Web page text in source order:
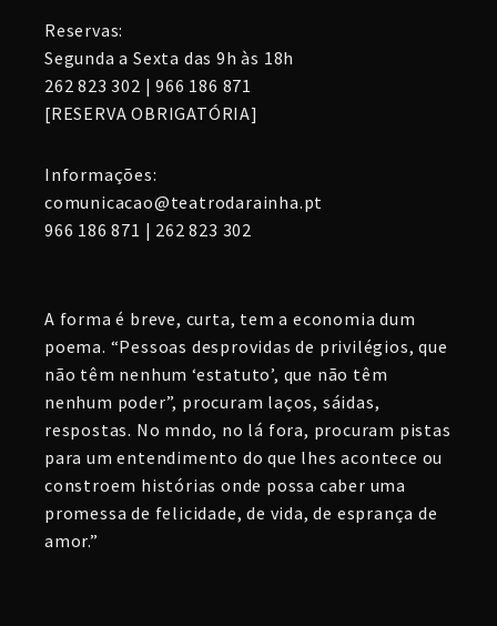
Reservas:
Segunda a Sexta das 9h às 18h
262 823 302 | 966 186 871
[RESERVA OBRIGATÓRIA]
Informações:
comunicacao@teatrodarainha.pt
966 186 871 | 262 823 302
A forma é breve, curta, tem a economia dum
poema. “Pessoas desprovidas de privilégios, que
não têm nenhum ‘estatuto’, que não têm
nenhum poder”, procuram laços, sáidas,
respostas. No mndo, no lá fora, procuram pistas
para um entendimento do que lhes acontece ou
constroem histórias onde possa caber uma
promessa de felicidade, de vida, de esprança de
amor.”